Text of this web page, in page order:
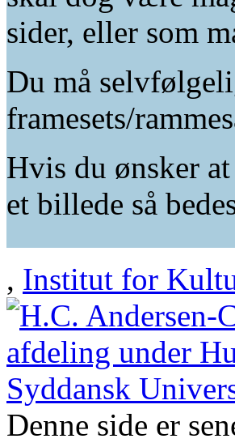
sider, eller som
Du må
framesets/
Hvis du ønsker
et billede så
, Institut for
Denne side er